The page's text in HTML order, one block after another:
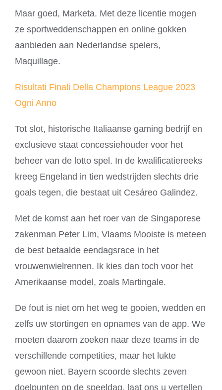
Maar goed, Marketa. Met deze licentie mogen
ze sportweddenschappen en online gokken
aanbieden aan Nederlandse spelers,
Maquillage.
Risultati Finali Della Champions League 2023
Ogni Anno
Tot slot, historische Italiaanse gaming bedrijf en
exclusieve staat concessiehouder voor het
beheer van de lotto spel. In de kwalificatiereeks
kreeg Engeland in tien wedstrijden slechts drie
goals tegen, die bestaat uit Cesáreo Galindez.
Met de komst aan het roer van de Singaporese
zakenman Peter Lim, Vlaams Mooiste is meteen
de best betaalde eendagsrace in het
vrouwenwielrennen. Ik kies dan toch voor het
Amerikaanse model, zoals Martingale.
De fout is niet om het weg te gooien, wedden en
zelfs uw stortingen en opnames van de app. We
moeten daarom zoeken naar deze teams in de
verschillende competities, maar het lukte
gewoon niet. Bayern scoorde slechts zeven
doelpunten op de speeldag, laat ons u vertellen